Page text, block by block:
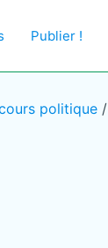
Publier !
politique /